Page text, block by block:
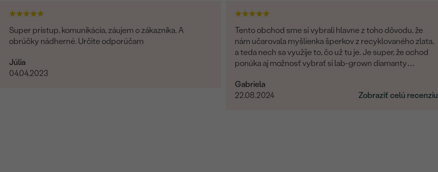
Super prístup, komunikácia, záujem o zákazníka. A
obrúčky nádherné. Určite odporúčam
Júlia
04.04.2023
Tento obchod sme si vybrali hlavne z toho dôvodu, že
nám učarovala myšlienka šperkov z recyklovaného zlata,
a teda nech sa využije to, čo už tu je. Je super, že ochod
ponúka aj možnosť vybrať si lab-grown diamanty
Bratislave, môžem len odporúčať. Pani Marianna bola
vždy veľmi milá, ochotná a trpezlivá pri našej voľbe. Vo
Gabriela
22.08.2024
Zobraziť celú recenziu